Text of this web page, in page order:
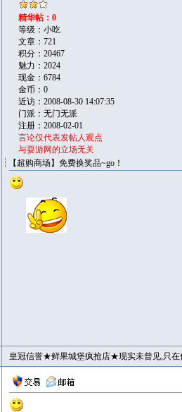
精华帖：0
等级：小吃
文章：721
积分：20467
魅力：2024
现金：6784
金币：0
近访：2008-08-30 14:07:35
门派：无门无派
注册：2008-02-01
言论仅代表发帖人观点
与耍游网的立场无关
【超购商场】免费换奖品~go！
皇冠信誉★鲜果城堡疯抢店★现实未曾见,只在